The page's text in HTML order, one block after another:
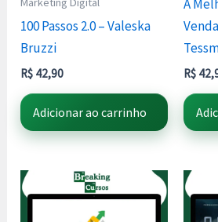
100 Passos 2.0 – Valeska
Bruzzi
R$ 42,90
Adicionar ao carrinho
A
R$